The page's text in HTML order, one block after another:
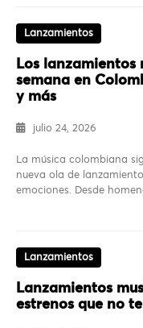
Lanzamientos
Los lanzamientos
semana en
y más
julio 24, 2026
La música colombiana
nueva ola de
emociones. Desde
Lanzamientos
Lanzamientos
estrenos que no